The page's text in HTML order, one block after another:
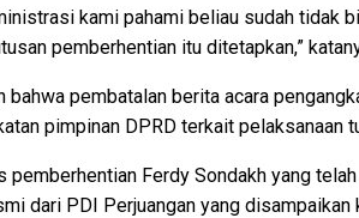
kami pahami beliau sudah tidak
pemberhentian itu ditetapkan,”
bahwa pembatalan berita acara
pimpinan DPRD terkait pelaksanaan
pemberhentian Ferdy Sondakh yang
dari PDI Perjuangan yang disampaikan